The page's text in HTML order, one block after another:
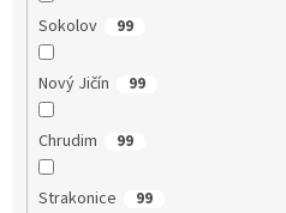
Sokolov 99
Nový Jičín 99
Chrudim 99
Strakonice 99